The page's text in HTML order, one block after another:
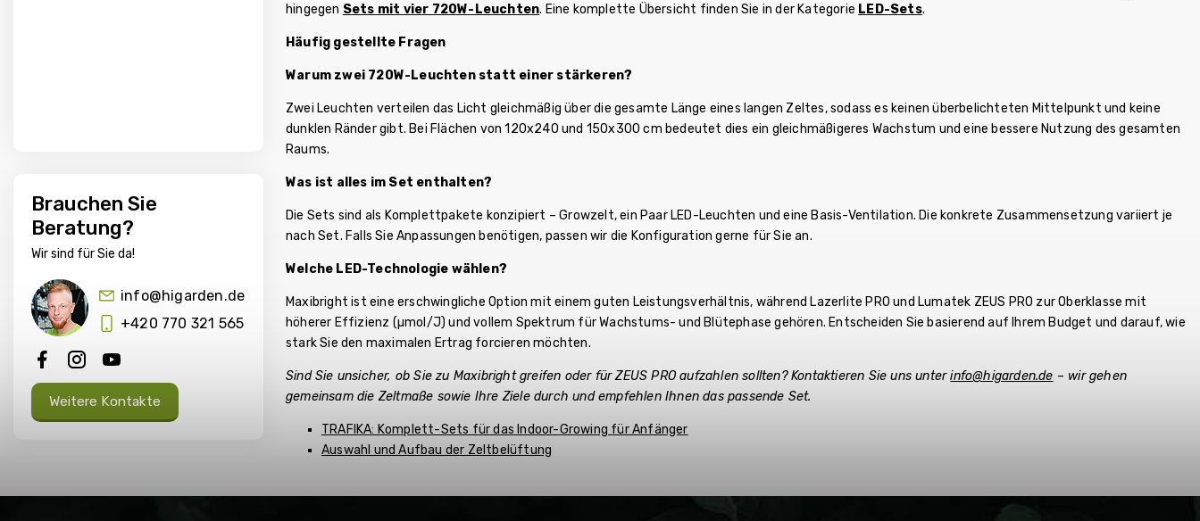
Brauchen Sie
Beratung?
Wir sind für Sie da!
info@higarden.de
+420 770 321 565
Weitere Kontakte
hingegen Sets mit vier 720W-Leuchten. Eine komplette Übersicht finden Sie in der Kategorie LED-Sets.
Häufig gestellte Fragen
Warum zwei 720W-Leuchten statt einer stärkeren?
Zwei Leuchten verteilen das Licht gleichmäßig über die gesamte Länge eines langen Zeltes, sodass es keinen überbelichteten Mittelpunkt und keine
dunklen Ränder gibt. Bei Flächen von 120x240 und 150x300 cm bedeutet dies ein gleichmäßigeres Wachstum und eine bessere Nutzung des gesamten
Raums.
Was ist alles im Set enthalten?
Die Sets sind als Komplettpakete konzipiert – Growzelt, ein Paar LED-Leuchten und eine Basis-Ventilation. Die konkrete Zusammensetzung variiert je
nach Set. Falls Sie Anpassungen benötigen, passen wir die Konfiguration gerne für Sie an.
Welche LED-Technologie wählen?
Maxibright ist eine erschwingliche Option mit einem guten Leistungsverhältnis, während Lazerlite PRO und Lumatek ZEUS PRO zur Oberklasse mit
höherer Effizienz (µmol/J) und vollem Spektrum für Wachstums- und Blütephase gehören. Entscheiden Sie basierend auf Ihrem Budget und darauf, wie
stark Sie den maximalen Ertrag forcieren möchten.
Sind Sie unsicher, ob Sie zu Maxibright greifen oder für ZEUS PRO aufzahlen sollten? Kontaktieren Sie uns unterinfo@higarden.de – wir gehen
gemeinsam die Zeltmaße sowie Ihre Ziele durch und empfehlen Ihnen das passende Set.
TRAFIKA: Komplett-Sets für das Indoor-Growing für Anfänger
Auswahl und Aufbau der Zeltbelüftung